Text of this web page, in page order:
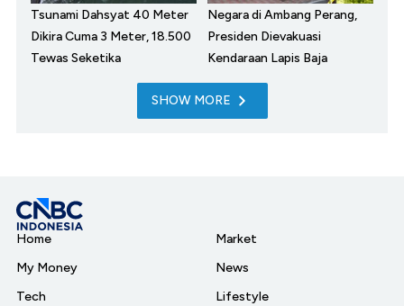
Tsunami Dahsyat 40 Meter
Dikira Cuma 3 Meter, 18.500
Tewas Seketika
Negara di Ambang Perang,
Presiden Dievakuasi
Kendaraan Lapis Baja
SHOW MORE
Home
My Money
Tech
Market
News
Lifestyle